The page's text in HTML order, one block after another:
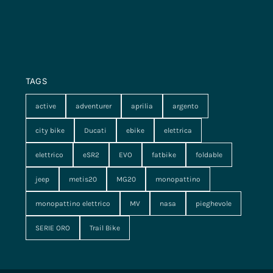
TAGS
active adventurer aprilia argento
city bike Ducati ebike elettrica
elettrico eSR2 EVO fatbike foldable
jeep metis20 MG20 monopattino
monopattino elettrico MV nasa pieghevole
SERIE ORO Trail Bike